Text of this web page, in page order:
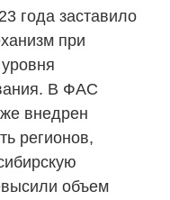
года заставило
при
В ФАС
внедрен
регионов,
объем